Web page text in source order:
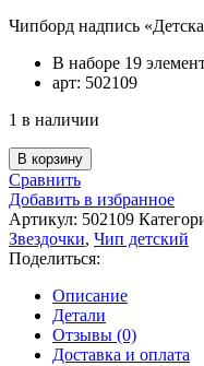
Чипборд надпись
В наборе 19
арт: 502109
1 в наличии
Количество
товара
Чипборд
надпись
"Детская
радость"
(Craftstory)
В корзину
Сравнить
Добавить в избранное
Артикул: 502109
Звездочки, Чип детский
Поделиться:
Описание
Детали
Отзывы (0)
Доставка и оплата